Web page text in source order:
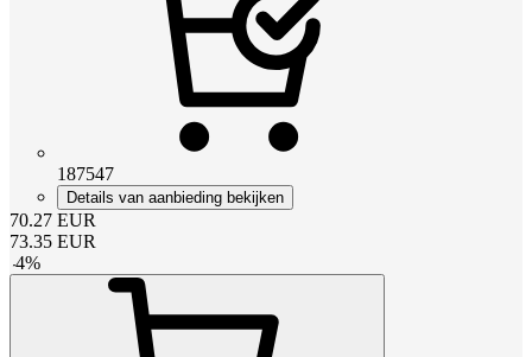
187547
Details van aanbieding bekijken
70.27 EUR
73.35 EUR
-4%